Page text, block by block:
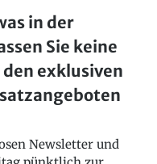
in der
Sie keine
exklusiven
Newsletter und